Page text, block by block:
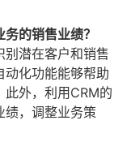
的销售业绩？
别潜在客户和销售
动化功能能够帮助
外，利用CRM的
绩，调整业务策